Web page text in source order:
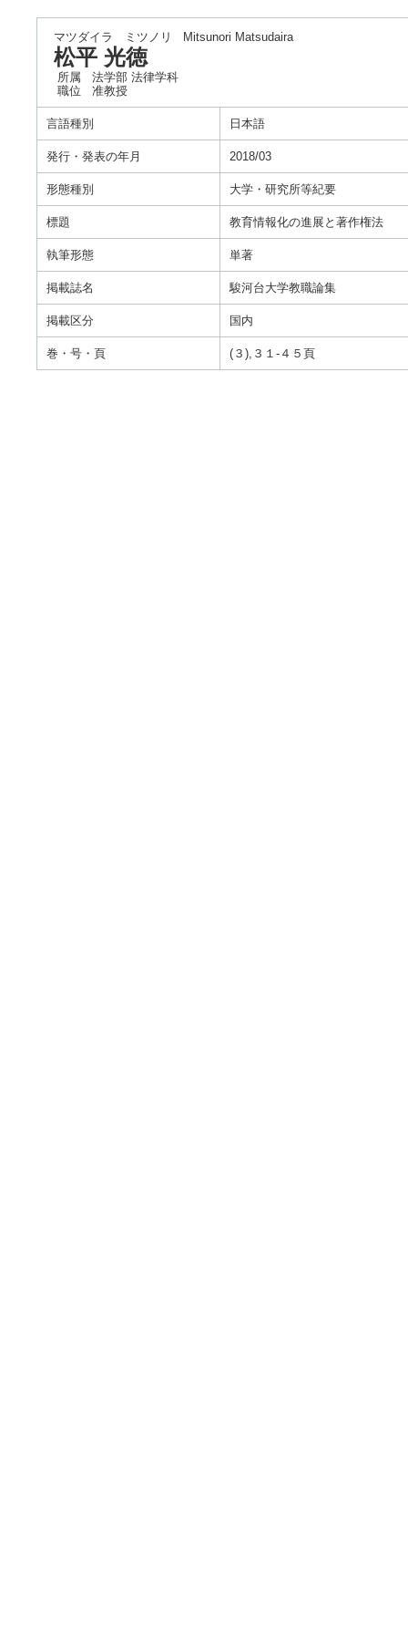
マツダイラ ミツノリ Mitsunori Matsudaira
松平 光徳
所属
法学部 法律学科
職位
准教授
言語種別 日本語
発行・発表の年月 2018/03
形態種別 大学・研究所等紀要
標題 教育情報化の進展と著作権法
執筆形態 単著
掲載誌名 駿河台大学教職論集
掲載区分 国内
巻・号・頁 (３),３１-４５頁